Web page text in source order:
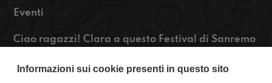
Eventi
Ciao ragazzi! Clara a questo Festival di Sanremo
“Diamanti Grezzi” ma come possiamo farlo? Che
Informazioni sui cookie presenti in questo sito